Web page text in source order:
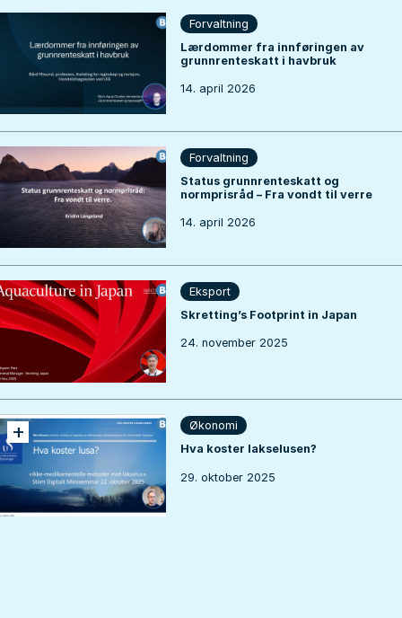
Forvaltning
Lærdommer fra innføringen av
grunnrenteskatt i havbruk
14. april 2026
Forvaltning
Status grunnrenteskatt og
normprisråd – Fra vondt til verre
14. april 2026
Eksport
Skretting’s Footprint in Japan
24. november 2025
+
Økonomi
Hva koster lakselusen?
29. oktober 2025